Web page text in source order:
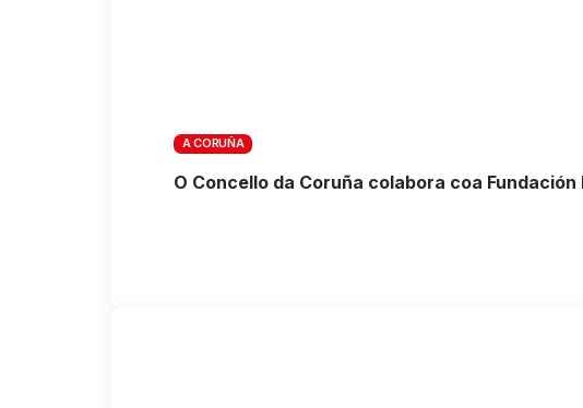
A CORUÑA
O Concello da Coruña colabora coa